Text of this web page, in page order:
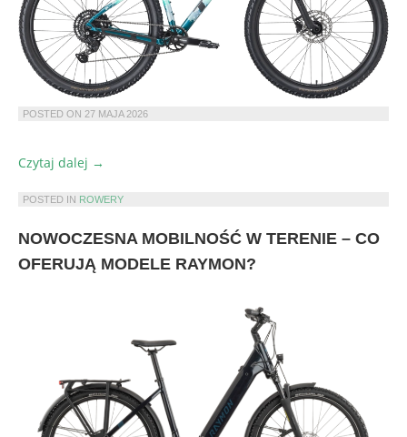
POSTED ON 27 MAJA 2026
Czytaj dalej „Co
wiedzieć
zakupem
roweru
→
POSTED IN ROWERY
NOWOCZESNA MOBILNOŚĆ W TERENIE – CO
OFERUJĄ MODELE RAYMON?